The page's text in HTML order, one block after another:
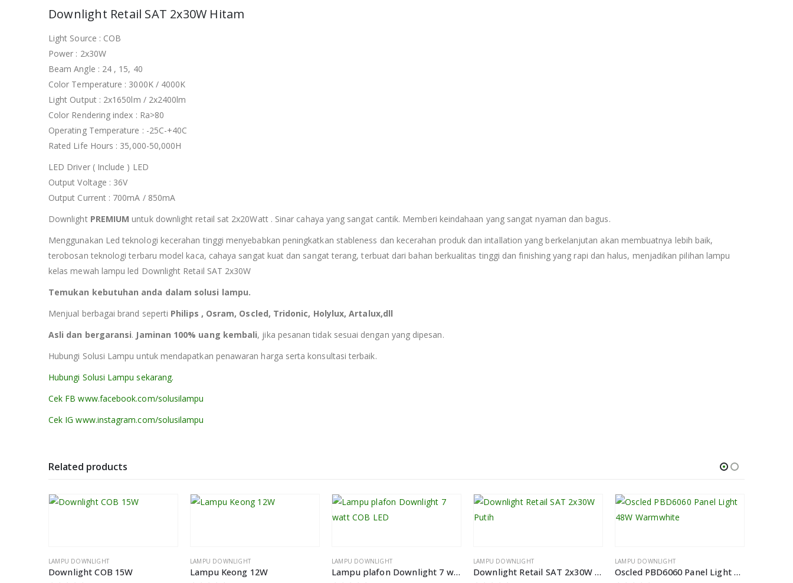
Downlight Retail SAT 2x30W Hitam
Light Source : COB
Power : 2x30W
Beam Angle : 24 , 15, 40
Color Temperature : 3000K / 4000K
Light Output : 2x1650lm / 2x2400lm
Color Rendering index : Ra>80
Operating Temperature : -25C-+40C
Rated Life Hours : 35,000-50,000H
LED Driver ( Include ) LED
Output Voltage : 36V
Output Current : 700mA / 850mA
Downlight PREMIUM untuk downlight retail sat 2x20Watt . Sinar cahaya yang sangat cantik. Memberi keindahaan yang sangat nyaman dan bagus.
Menggunakan Led teknologi kecerahan tinggi menyebabkan peningkatkan stableness dan kecerahan produk dan intallation yang berkelanjutan akan membuatnya lebih baik,
terobosan teknologi terbaru model kaca, cahaya sangat kuat dan sangat terang, terbuat dari bahan berkualitas tinggi dan finishing yang rapi dan halus, menjadikan pilihan lampu
kelas mewah lampu led Downlight Retail SAT 2x30W
Temukan kebutuhan anda dalam solusi lampu.
Menjual berbagai brand seperti Philips , Osram, Oscled, Tridonic, Holylux, Artalux,dll
Asli dan bergaransi. Jaminan 100% uang kembali, jika pesanan tidak sesuai dengan yang dipesan.
Hubungi Solusi Lampu untuk mendapatkan penawaran harga serta konsultasi terbaik.
Hubungi Solusi Lampu sekarang.
Cek FB www.facebook.com/solusilampu
Cek IG www.instagram.com/solusilampu
Related products
LAMPU DOWNLIGHT
Downlight COB 15W
LAMPU DOWNLIGHT
Lampu Keong 12W
LAMPU DOWNLIGHT
Lampu plafon Downlight 7 watt COB LED
LAMPU DOWNLIGHT
Downlight Retail SAT 2x30W Putih
LAMPU DOWNLIGHT
Oscled PBD6060 Panel Light 48W Warmwhite